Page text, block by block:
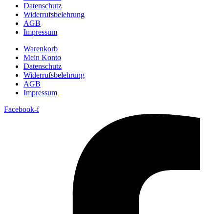
Datenschutz
Widerrufsbelehrung
AGB
Impressum
Warenkorb
Mein Konto
Datenschutz
Widerrufsbelehrung
AGB
Impressum
Facebook-f